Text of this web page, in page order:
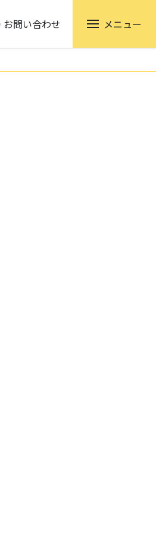
お問い合わせ メニュー